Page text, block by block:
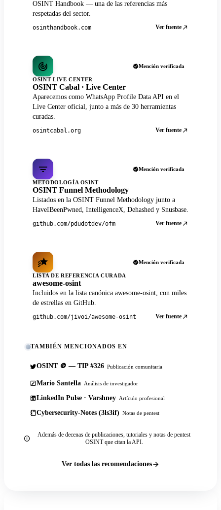
OSINT Handbook — una de las referencias más
respetadas del sector.
osinthandbook.com Ver fuente
Mención verificada
OSINT LIVE CENTER
OSINT Cabal · Live Center
Aparecemos como WhatsApp Profile Data API en el
Live Center oficial, junto a más de 30 herramientas
curadas.
osintcabal.org Ver fuente
Mención verificada
METODOLOGÍA OSINT
OSINT Funnel Methodology
Listados en la OSINT Funnel Methodology junto a
HaveIBeenPwned, IntelligenceX, Dehashed y Snusbase.
github.com/pdudotdev/ofm Ver fuente
Mención verificada
LISTA DE REFERENCIA CURADA
awesome-osint
Incluidos en la lista canónica awesome-osint, con miles
de estrellas en GitHub.
github.com/jivoi/awesome-osint Ver fuente
TAMBIÉN MENCIONADOS EN
OSINT 🪙 — TIP #326 Publicación comunitaria
Mario Santella Análisis de investigador
LinkedIn Pulse · Varshney Artículo profesional
Cybersecurity-Notes (3ls3if) Notas de pentest
Además de decenas de publicaciones, tutoriales y notas de pentest
OSINT que citan la API.
Ver todas las recomendaciones